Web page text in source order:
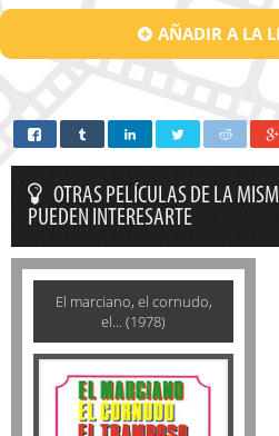
AÑADIR A LA
OTRAS PELÍCULAS DE LA
PUEDEN INTERESARTE
El marciano, el cornudo,
el... (1978)